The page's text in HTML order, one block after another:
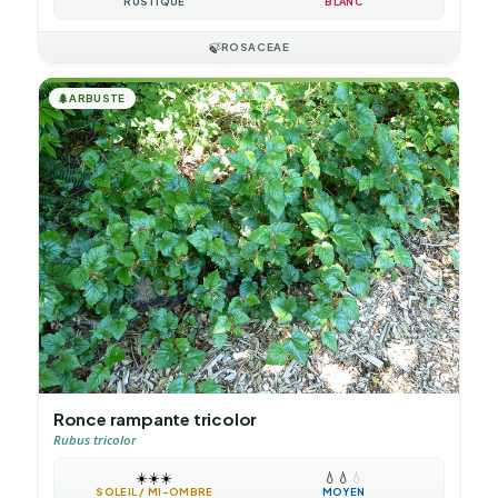
🍃ROSACEAE
🌲ARBUSTE
Ronce rampante tricolor
Rubus tricolor
☀️☀️☀️
SOLEIL / MI-OMBRE
💧 💧 💧
MOYEN